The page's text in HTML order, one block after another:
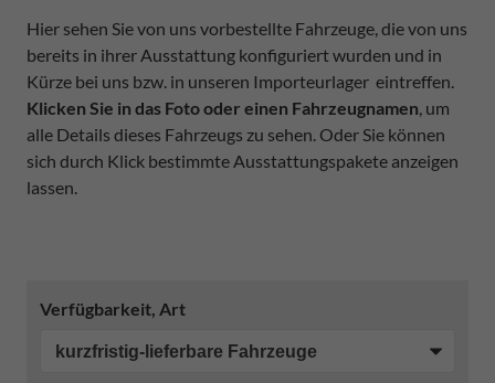
Hier sehen Sie von uns vorbestellte Fahrzeuge, die von uns
bereits in ihrer Ausstattung konfiguriert wurden und in
Kürze bei uns bzw. in unseren Importeurlager eintreffen.
Klicken Sie in das Foto oder einen Fahrzeugnamen, um
alle Details dieses Fahrzeugs zu sehen. Oder Sie können
sich durch Klick bestimmte Ausstattungspakete anzeigen
lassen.
Verfügbarkeit, Art